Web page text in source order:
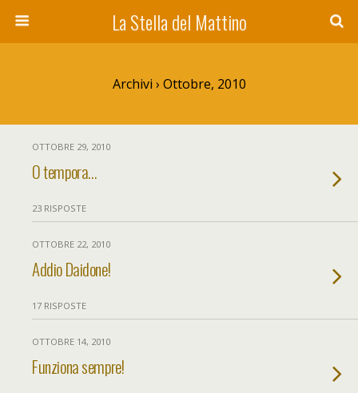
La Stella del Mattino
Archivi › Ottobre, 2010
OTTOBRE 29, 2010
O tempora…
23 RISPOSTE
OTTOBRE 22, 2010
Addio Daidone!
17 RISPOSTE
OTTOBRE 14, 2010
Funziona sempre!